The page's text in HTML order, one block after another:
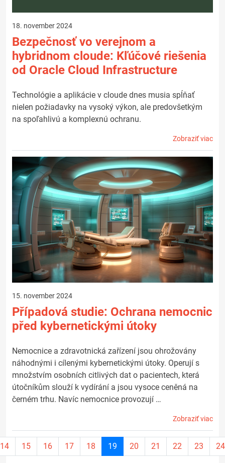
18. november 2024
Bezpečnosť vo verejnom a
hybridnom cloude: Kľúčové riešenia
od Oracle Cloud Infrastructure
Technológie a aplikácie v cloude dnes musia spĺňať
nielen požiadavky na vysoký výkon, ale predovšetkým
na spoľahlivú a komplexnú ochranu.
Zobraziť viac
15. november 2024
Případová studie: Ochrana nemocnic
před kybernetickými útoky
Nemocnice a zdravotnická zařízení jsou ohrožovány
náhodnými i cílenými kybernetickými útoky. Operují s
množstvím osobních citlivých dat o pacientech, která
útočníkům slouží k vydírání a jsou vysoce ceněná na
černém trhu. Navíc nemocnice provozují …
Zobraziť viac
14 15 16 17 18 19 Aktuálna
stránka
20 21 22 23 24